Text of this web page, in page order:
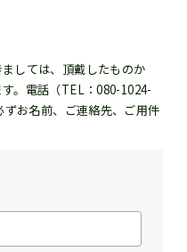
しては、頂戴したものか
。電話（TEL：080-1024-
お名前、ご連絡先、ご用件